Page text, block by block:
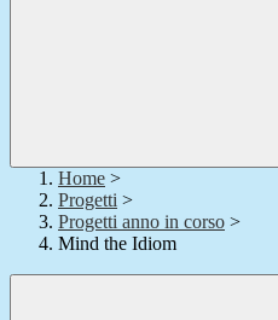
Home >
Progetti >
Progetti anno in corso >
Mind the Idiom